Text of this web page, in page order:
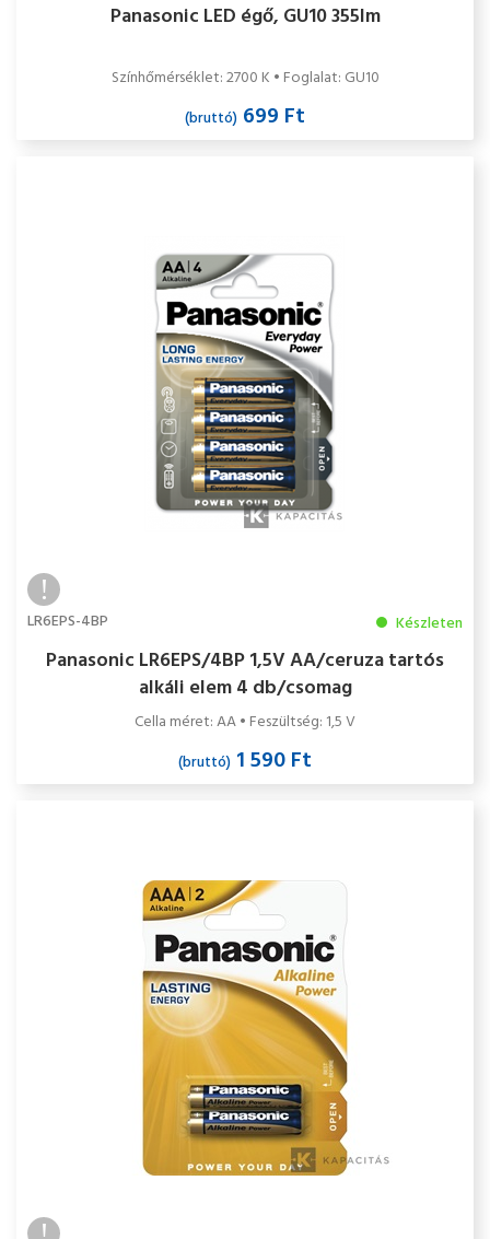
Panasonic LED égő, GU10 355lm
Színhőmérséklet: 2700 K • Foglalat: GU10
(bruttó) 699 Ft
LR6EPS-4BP Készleten
Panasonic LR6EPS/4BP 1,5V AA/ceruza tartós
alkáli elem 4 db/csomag
Cella méret: AA • Feszültség: 1,5 V
(bruttó) 1 590 Ft